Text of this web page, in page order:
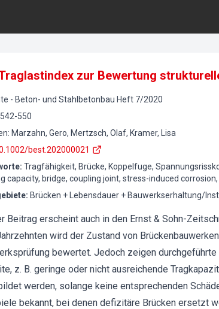
zur Bewertung
- Beton- und Stahlbetonbau Heft 7/2020
542-550
: Marzahn, Gero, Mertzsch, Olaf, Kramer, Lisa
best.202000021
: Tragfähigkeit, Brücke, Koppelfuge,
capacity, bridge, coupling joint, stress-induced
: Brücken + Lebensdauer + Bauwerkserhaltung/
Beitrag erscheint auch in den Ernst & Sohn-
wird der Zustand von
bewertet. Jedoch zeigen
z. B. geringe oder nicht ausreichende
werden, solange keine entsprechenden
bekannt, bei denen defizitäre Brücken ersetzt